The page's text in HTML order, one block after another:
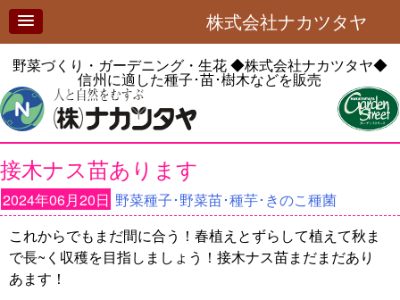
株式会社ナカツタヤ
野菜づくり・ガーデニング・生花◆株式会社ナカツタヤ◆
信州に適した種子･苗･樹木などを販売
接木ナス苗あります
2024年06月20日 野菜種子･野菜苗･種芋･きのこ種菌
これからでもまだ間に合う！春植えとずらして植えて秋ま
で長~く収穫を目指しましょう！接木ナス苗まだまだあり
あます！